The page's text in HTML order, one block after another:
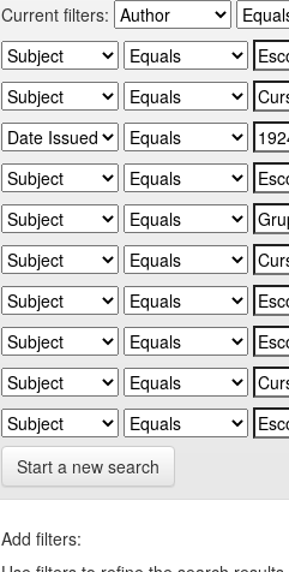
Current filters:
Start a new search
Add filters: